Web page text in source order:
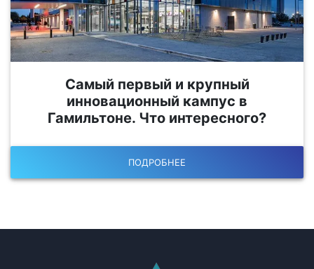
Самый первый и крупный
инновационный кампус в
Гамильтоне. Что интересного?
ПОДРОБНЕЕ